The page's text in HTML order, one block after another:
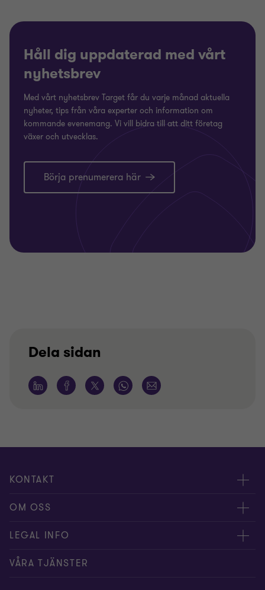
Håll dig uppdaterad med vårt
nyhetsbrev
Med vårt nyhetsbrev Target får du varje månad aktuella
nyheter, tips från våra experter och information om
kommande evenemang. Vi vill bidra till att ditt företag
växer och utvecklas.
Börja prenumerera här
Dela sidan
KONTAKT
Kontakta oss
Våra experter
Kontor
OM OSS
Om Grant Thornton
Nyheter och tips
LEGAL INFO
Privacy
VÅRA TJÄNSTER